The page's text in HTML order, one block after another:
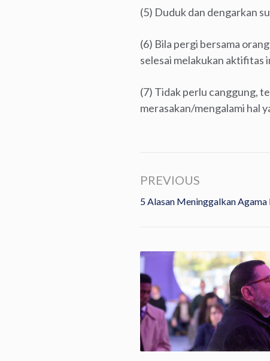
(5) Duduk dan dengarkan
(6) Bila pergi bersama
selesai melakukan aktifitas
(7) Tidak perlu canggung,
merasakan/mengalami hal
PREVIOUS
5 Alasan Meninggalkan Agama